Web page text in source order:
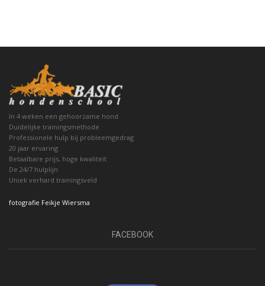
In 4 weken een gehoorzame hond
Duidelijke trainingsmethode
Professionele hulp bij probleemgedrag
20 jaar ervaring
Betaalbare prijs, hoge kwaliteit
De 24/7 hulplijn
Uniek verhard trainingsveld
fotografie Feikje Wiersma
FACEBOOK